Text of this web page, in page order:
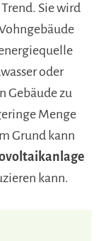
Sie wird
oder
Gebäude zu
Menge
Grund kann
kann.